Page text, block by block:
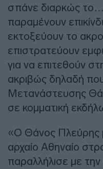
σπάνε διαρκώς
παραμένουν
εκτοξεύουν το
επιστρατεύουν
για να επιτεθούν
ακριβώς δηλαδή
Μετανάστευσης
σε κομματική
«Ο Θάνος Πλεύρης
αρχαίο Αθηναίο
παραλλήλισε με